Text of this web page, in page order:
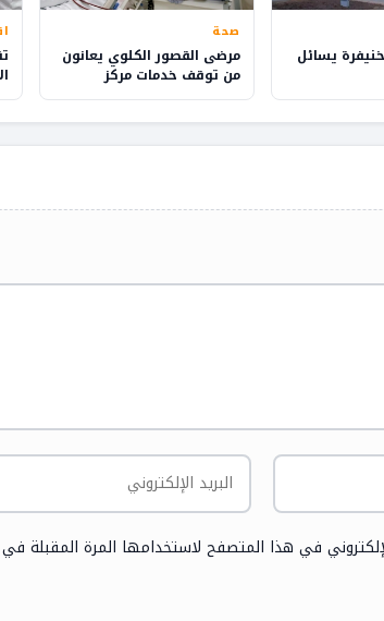
يسائل
صحة
مرضى القصور الكلوي يعانون
من توقف خدمات مركز
للتصفية بوجدة..
في هذا المتصفح لاستخدامها المرة المقبلة